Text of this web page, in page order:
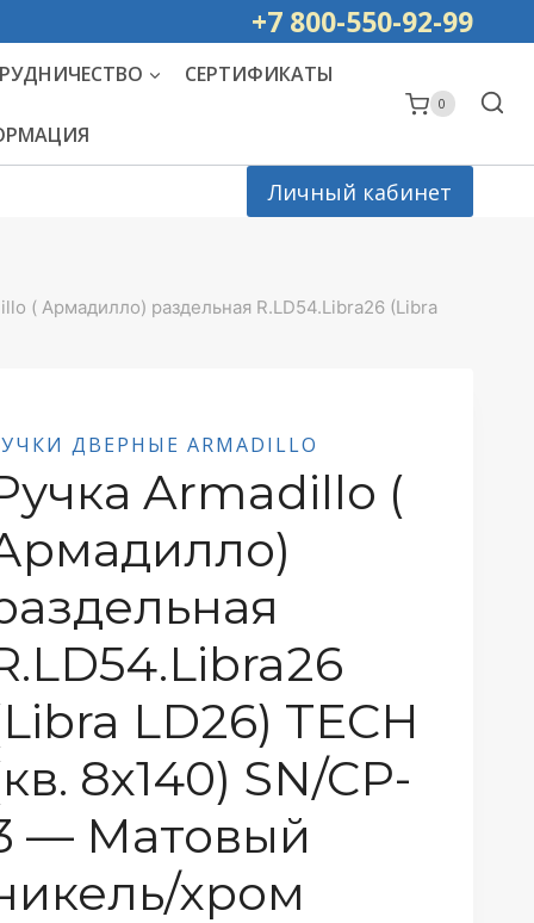
+7 800-550-92-99
СЕРТИФИКАТЫ
0
Личный кабинет
( Армадилло) раздельная R.LD54.Libra26 (Libra
ДВЕРНЫЕ ARMADILLO
Armadillo (
LD26) TECH
8х140) SN/CP-
— Матовый
хром